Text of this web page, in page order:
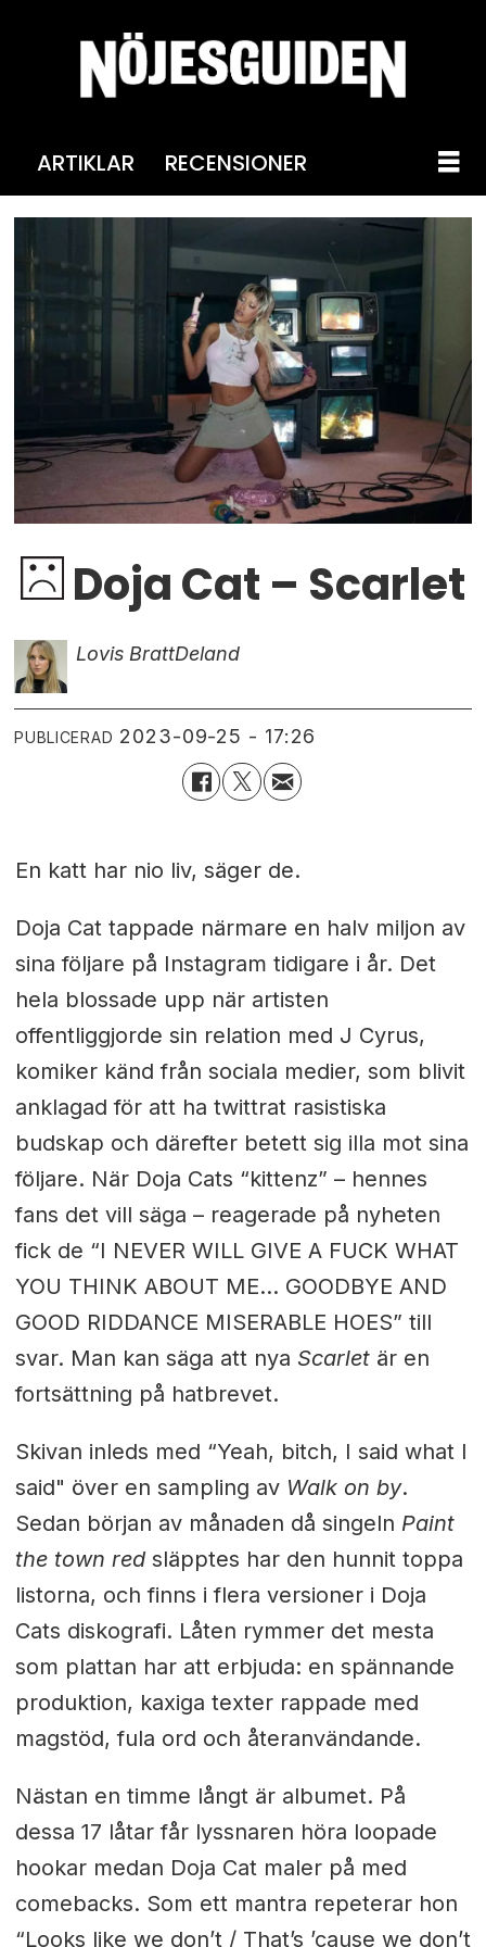
ARTIKLAR RECENSIONER
Doja Cat – Scarlet
Lovis BrattDeland
PUBLICERAD 2023-09-25 - 17:26
En katt har nio liv, säger de.
Doja Cat tappade närmare en halv miljon av
sina följare på Instagram tidigare i år. Det
hela blossade upp när artisten
offentliggjorde sin relation med J Cyrus,
komiker känd från sociala medier, som blivit
anklagad för att ha twittrat rasistiska
budskap och därefter betett sig illa mot sina
följare. När Doja Cats “kittenz” – hennes
fans det vill säga – reagerade på nyheten
fick de “I NEVER WILL GIVE A FUCK WHAT
YOU THINK ABOUT ME… GOODBYE AND
GOOD RIDDANCE MISERABLE HOES” till
svar. Man kan säga att nya Scarletär en
fortsättning på hatbrevet.
Skivan inleds med “Yeah, bitch, I said what I
said" över en sampling av Walk on by.
Sedan början av månaden då singeln Paint
the town red släpptes har den hunnit toppa
listorna, och finns i flera versioner i Doja
Cats diskografi. Låten rymmer det mesta
som plattan har att erbjuda: en spännande
produktion, kaxiga texter rappade med
magstöd, fula ord och återanvändande.
Nästan en timme långt är albumet. På
dessa 17 låtar får lyssnaren höra loopade
hookar medan Doja Cat maler på med
comebacks. Som ett mantra repeterar hon
“Looks like we don’t / That’s ’cause we don’t